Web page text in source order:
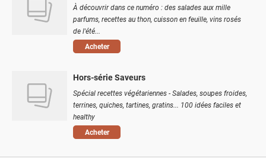
À découvrir dans ce numéro : des salades aux mille
parfums, recettes au thon, cuisson en feuille, vins rosés
de l'été...
Acheter
Hors-série Saveurs
Spécial recettes végétariennes - Salades, soupes froides,
terrines, quiches, tartines, gratins... 100 idées faciles et
healthy
Acheter